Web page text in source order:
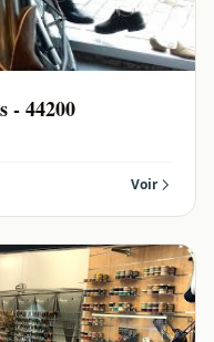
- 44200
Voir